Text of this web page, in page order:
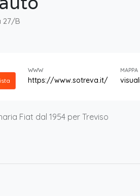
27/B
WWW
https://www.sotreva.it/
MAPPA
Fiat dal 1954 per Treviso